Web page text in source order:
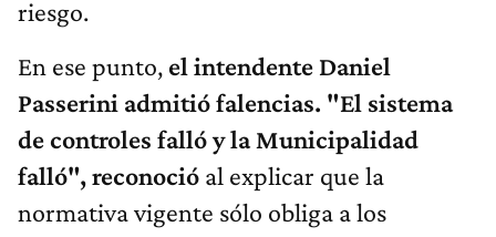
riesgo.
En ese punto, el intendente Daniel
Passerini admitió falencias. "El sistema
de controles falló y la Municipalidad
falló", reconoció al explicar que la
normativa vigente sólo obliga a los